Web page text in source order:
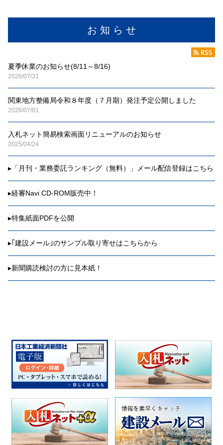
お 知 ら せ
夏季休業のお知らせ(8/11～8/16)
2026/07/31
関東地方整備局令和８年度（７月期）発注予定公開しました
2026/07/01
入札ネット簡易検索画面リニューアルのお知らせ
2025/04/24
▸ 「月刊・業務委託ランキング（無料）」メール配信登録はこちら
▸経審Navi CD-ROM販売中！
▸特集紙面PDFを公開
▸ ｢建設メール｣のサンプル取り寄せはこちらから
▸新聞購読検討の方に見本紙！